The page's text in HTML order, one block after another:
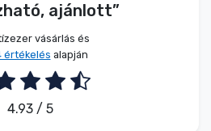
ajánlott”
vásárlás és
értékelés alapján
4.93 / 5